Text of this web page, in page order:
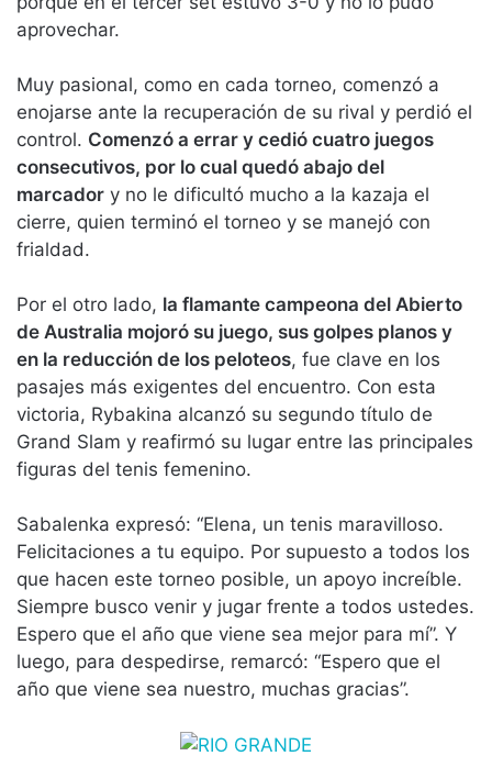
aprovechar.
Muy pasional, como en cada torneo, comenzó a
enojarse ante la recuperación de su rival y perdió el
control. Comenzó a errar y cedió cuatro juegos
consecutivos, por lo cual quedó abajo del
marcador y no le dificultó mucho a la kazaja el
cierre, quien terminó el torneo y se manejó con
frialdad.
Por el otro lado, la flamante campeona del Abierto
de Australia mojoró su juego, sus golpes planos y
en la reducción de los peloteos, fue clave en los
pasajes más exigentes del encuentro. Con esta
victoria, Rybakina alcanzó su segundo título de
Grand Slam y reafirmó su lugar entre las principales
figuras del tenis femenino.
Sabalenka expresó: “Elena, un tenis maravilloso.
Felicitaciones a tu equipo. Por supuesto a todos los
que hacen este torneo posible, un apoyo increíble.
Siempre busco venir y jugar frente a todos ustedes.
Espero que el año que viene sea mejor para mí”. Y
luego, para despedirse, remarcó: “Espero que el
año que viene sea nuestro, muchas gracias”.